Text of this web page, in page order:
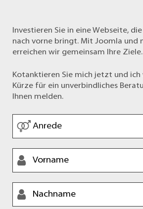
Investieren Sie in eine Webseite,
nach vorne bringt. Mit Joomla und
erreichen wir gemeinsam Ihre Ziele.
Kotanktieren Sie mich jetzt und ich
Kürze für ein unverbindliches
Ihnen melden.
Anrede